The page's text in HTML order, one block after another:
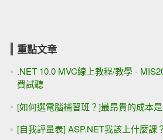
重點文章
.NET 10.0 MVC線上教程/教學 -
費試聽
[如何選電腦補習班？]最昂貴的成本是
[自我評量表] ASP.NET我該上什麼課